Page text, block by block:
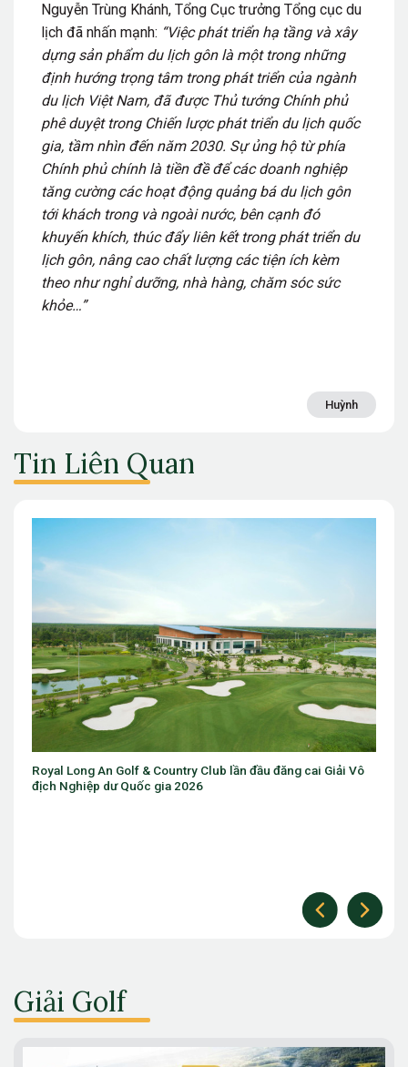
Nguyễn Trùng Khánh, Tổng Cục trưởng Tổng cục du
lịch đã nhấn mạnh: “Việc phát triển hạ tầng và xây
dựng sản phẩm du lịch gôn là một trong những
định hướng trọng tâm trong phát triển của ngành
du lịch Việt Nam, đã được Thủ tướng Chính phủ
phê duyệt trong Chiến lược phát triển du lịch quốc
gia, tầm nhìn đến năm 2030. Sự ủng hộ từ phía
Chính phủ chính là tiền đề để các doanh nghiệp
tăng cường các hoạt động quảng bá du lịch gôn
tới khách trong và ngoài nước, bên cạnh đó
khuyến khích, thúc đẩy liên kết trong phát triển du
lịch gôn, nâng cao chất lượng các tiện ích kèm
theo như nghỉ dưỡng, nhà hàng, chăm sóc sức
khỏe…”
Huỳnh
Tin Liên Quan
Country Club lần đầu đăng cai Giải Vô
gia 2026
Sân golf trong nhà đầu
Giải Golf